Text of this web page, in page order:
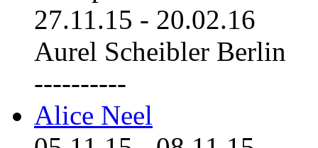
27.11.15 - 20.02.16
Aurel Scheibler Berlin
----------
Alice Neel